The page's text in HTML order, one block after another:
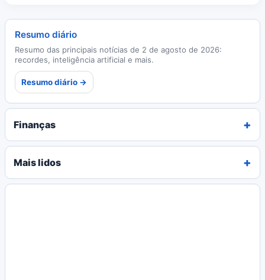
Resumo diário
Resumo das principais notícias de 2 de agosto de 2026:
recordes, inteligência artificial e mais.
Resumo diário →
Finanças
Mais lidos